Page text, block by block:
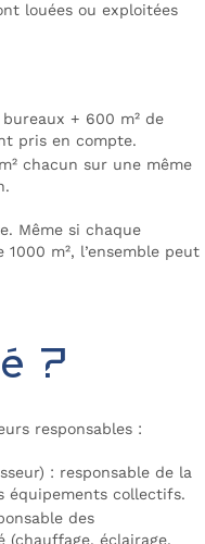
louées ou exploitées
+ 600 m² de
pris en compte.
chacun sur une même
Même si chaque
m², l’ensemble peut
?
responsables :
: responsable de la
équipements collectifs.
des
(chauffage, éclairage,